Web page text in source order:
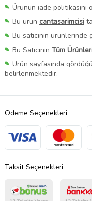
Ürünün iade politikasını
Bu ürün cantasarimcisi
Bu satıcının ürünlerinde
Bu Satıcının Tüm
Ürün sayfasında
belirlenmektedir.
Ödeme Seçenekleri
Taksit Seçenekleri